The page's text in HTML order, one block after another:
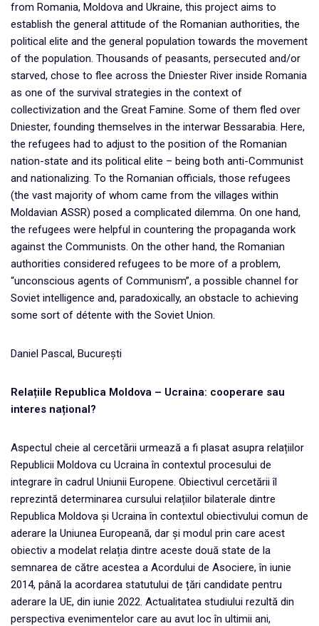
from Romania, Moldova and Ukraine, this project aims to
establish the general attitude of the Romanian authorities, the
political elite and the general population towards the movement
of the population. Thousands of peasants, persecuted and/or
starved, chose to flee across the Dniester River inside Romania
as one of the survival strategies in the context of
collectivization and the Great Famine. Some of them fled over
Dniester, founding themselves in the interwar Bessarabia. Here,
the refugees had to adjust to the position of the Romanian
nation-state and its political elite – being both anti-Communist
and nationalizing. To the Romanian officials, those refugees
(the vast majority of whom came from the villages within
Moldavian ASSR) posed a complicated dilemma. On one hand,
the refugees were helpful in countering the propaganda work
against the Communists. On the other hand, the Romanian
authorities considered refugees to be more of a problem,
“unconscious agents of Communism”, a possible channel for
Soviet intelligence and, paradoxically, an obstacle to achieving
some sort of détente with the Soviet Union.
Daniel Pascal, București
Relațiile Republica Moldova – Ucraina: cooperare sau
interes național?
Aspectul cheie al cercetării urmează a fi plasat asupra relațiilor
Republicii Moldova cu Ucraina în contextul procesului de
integrare în cadrul Uniunii Europene. Obiectivul cercetării îl
reprezintă determinarea cursului relațiilor bilaterale dintre
Republica Moldova și Ucraina în contextul obiectivului comun de
aderare la Uniunea Europeană, dar și modul prin care acest
obiectiv a modelat relația dintre aceste două state de la
semnarea de către acestea a Acordului de Asociere, în iunie
2014, până la acordarea statutului de țări candidate pentru
aderare la UE, din iunie 2022. Actualitatea studiului rezultă din
perspectiva evenimentelor care au avut loc în ultimii ani,